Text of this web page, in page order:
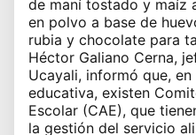
de maní tostado y maíz
en polvo a base de
rubia y chocolate para
Héctor Galiano Cerna,
Ucayali, informó que,
educativa, existen
Escolar (CAE), que
la gestión del servicio